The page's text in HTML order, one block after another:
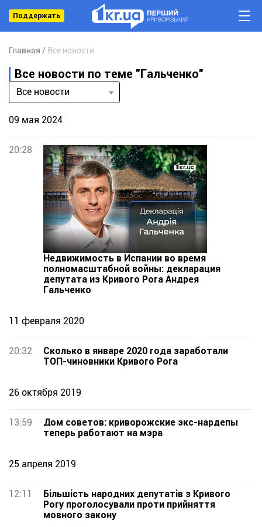
Поддержать
Главная Все новости
Все новости по теме "Гальченко"
Все новости
09 мая 2024
20:28
Недвижимость в Испании во время
полномасштабной войны: декларация
депутата из Кривого Рога Андрея
Гальченко
11 февраля 2020
20:32
Сколько в январе 2020 года заработали
ТОП-чиновники Кривого Рога
26 октября 2019
13:59
Дом советов: криворожские экс-нардепы
теперь работают на мэра
25 апреля 2019
12:11
Більшість народних депутатів з Кривого
Рогу проголосували проти прийняття
мовного закону